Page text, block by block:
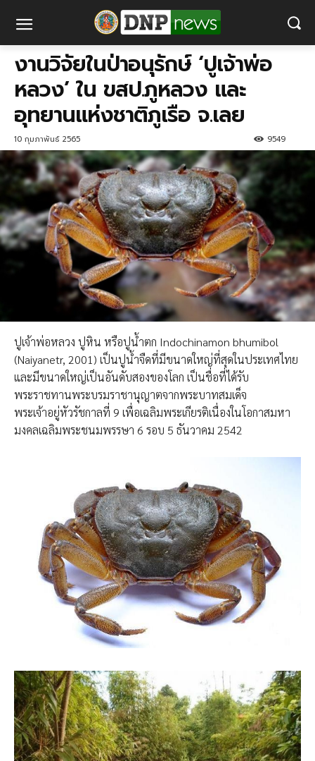
งานวิจัยในป่าอนุรักษ์ ‘ปูเจ้าพ่อ
หลวง’ ใน ขสป.ภูหลวง และ
อุทยานแห่งชาติภูเรือ จ.เลย
10 กุมภาพันธ์ 2565 9549
ปูเจ้าพ่อหลวง ปูหิน หรือปูน้ำตก Indochinamon bhumibol
(Naiyanetr, 2001) เป็นปูน้ำจืดที่มีขนาดใหญ่ที่สุดในประเทศไทย
และมีขนาดใหญ่เป็นอันดับสองของโลก เป็นชื่อที่ได้รับ
พระราชทานพระบรมราชานุญาตจากพระบาทสมเด็จ
พระเจ้าอยู่หัวรัชกาลที่ 9 เพื่อเฉลิมพระเกียรติเนื่องในโอกาสมหา
มงคลเฉลิมพระชนมพรรษา 6 รอบ 5 ธันวาคม 2542